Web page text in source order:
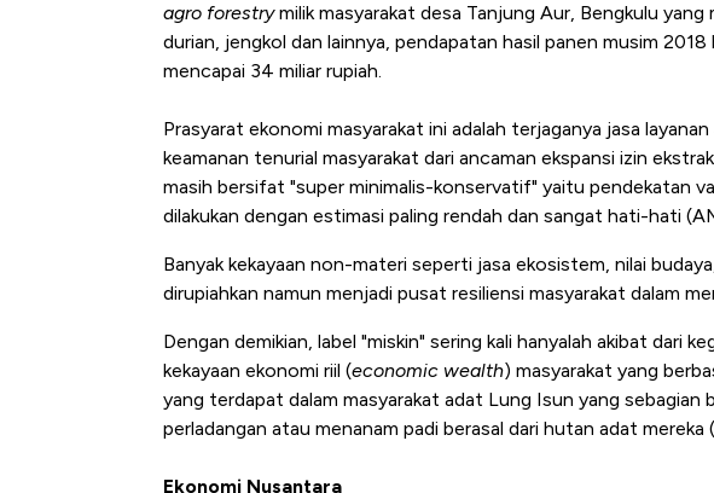
agro forestrymilik masyarakat desa Tanjung Aur, Bengkulu yang
durian, jengkol dan lainnya, pendapatan hasil panen musim
mencapai 34 miliar rupiah.
Prasyarat ekonomi masyarakat ini adalah terjaganya jasa
keamanan tenurial masyarakat dari ancaman ekspansi izin
masih bersifat "super minimalis-konservatif" yaitu pendekatan
dilakukan dengan estimasi paling rendah dan sangat hati-hati
Banyak kekayaan non-materi seperti jasa ekosistem, nilai
dirupiahkan namun menjadi pusat resiliensi masyarakat dalam
Dengan demikian, label "miskin" sering kali hanyalah akibat dari
kekayaan ekonomi riil (economic wealth) masyarakat yang
yang terdapat dalam masyarakat adat Lung Isun yang sebagian
perladangan atau menanam padi berasal dari hutan adat mereka
Ekonomi Nusantara